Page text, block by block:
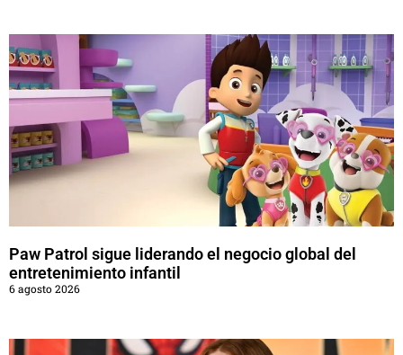
Paw Patrol sigue liderando el negocio global del
entretenimiento infantil
6 agosto 2026